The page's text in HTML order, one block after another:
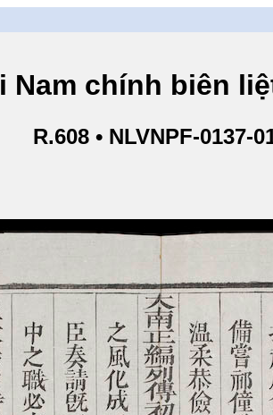
Nam chính biên
R.608 • NLVNPF-0137-